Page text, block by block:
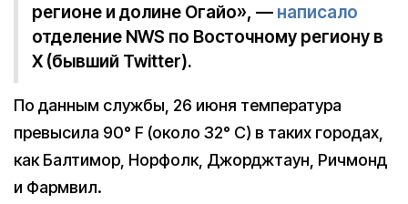
регионе и долине Огайо», — написало
отделение NWS по Восточному региону в
X (бывший Twitter).
По данным службы, 26 июня температура
превысила 90° F (около 32° C) в таких городах,
как Балтимор, Норфолк, Джорджтаун, Ричмонд
и Фармвил.